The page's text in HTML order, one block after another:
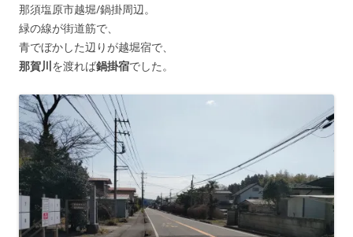
那須塩原市越堀/鍋掛周辺。
緑の線が街道筋で、
青でぼかした辺りが越堀宿で、
那賀川を渡れば鍋掛宿でした。